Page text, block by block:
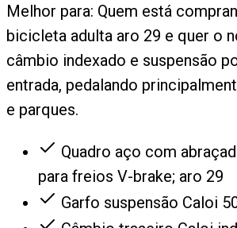
Melhor para: Quem está
bicicleta adulta aro 29 e quer o
câmbio indexado e suspensão
entrada, pedalando
e parques.
Quadro aço com
para freios V-brake; aro 29
Garfo suspensão Caloi